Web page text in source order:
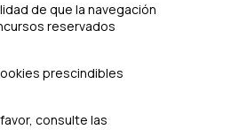
de que la navegación
reservados
prescindibles
consulte las